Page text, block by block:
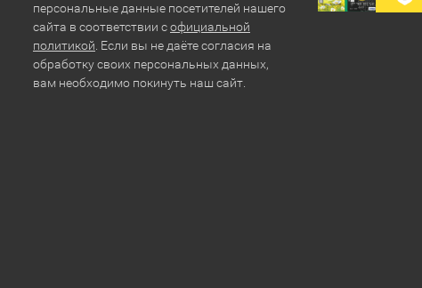
персональные данные посетителей нашего
сайта в соответствии софициальной
политикой . Если вы не даёте согласия на
обработку своих персональных данных,
вам необходимо покинуть наш сайт.